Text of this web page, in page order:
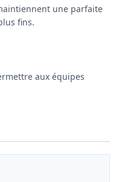
une parfaite
fins.
aux équipes